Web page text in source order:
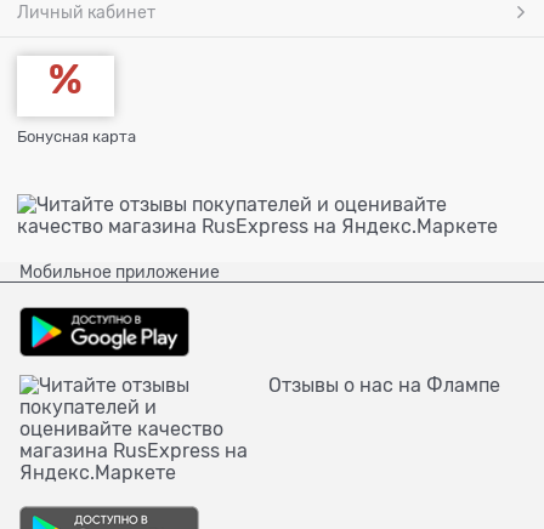
Личный кабинет
Бонусная карта
Мобильное приложение
Отзывы о нас на Флампе